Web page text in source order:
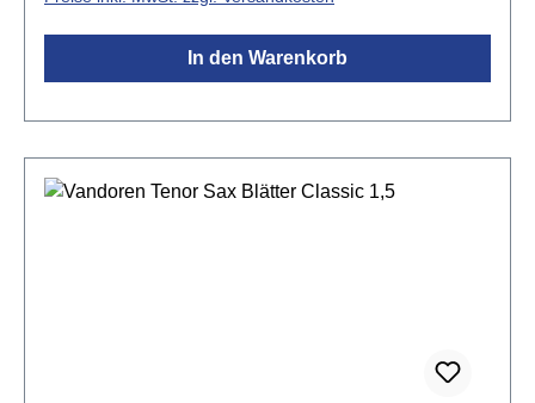
In den Warenkorb